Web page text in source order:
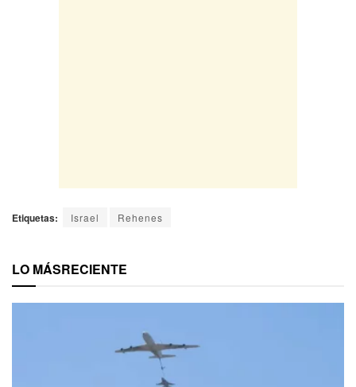
Etiquetas: Israel Rehenes
LO MÁSRECIENTE